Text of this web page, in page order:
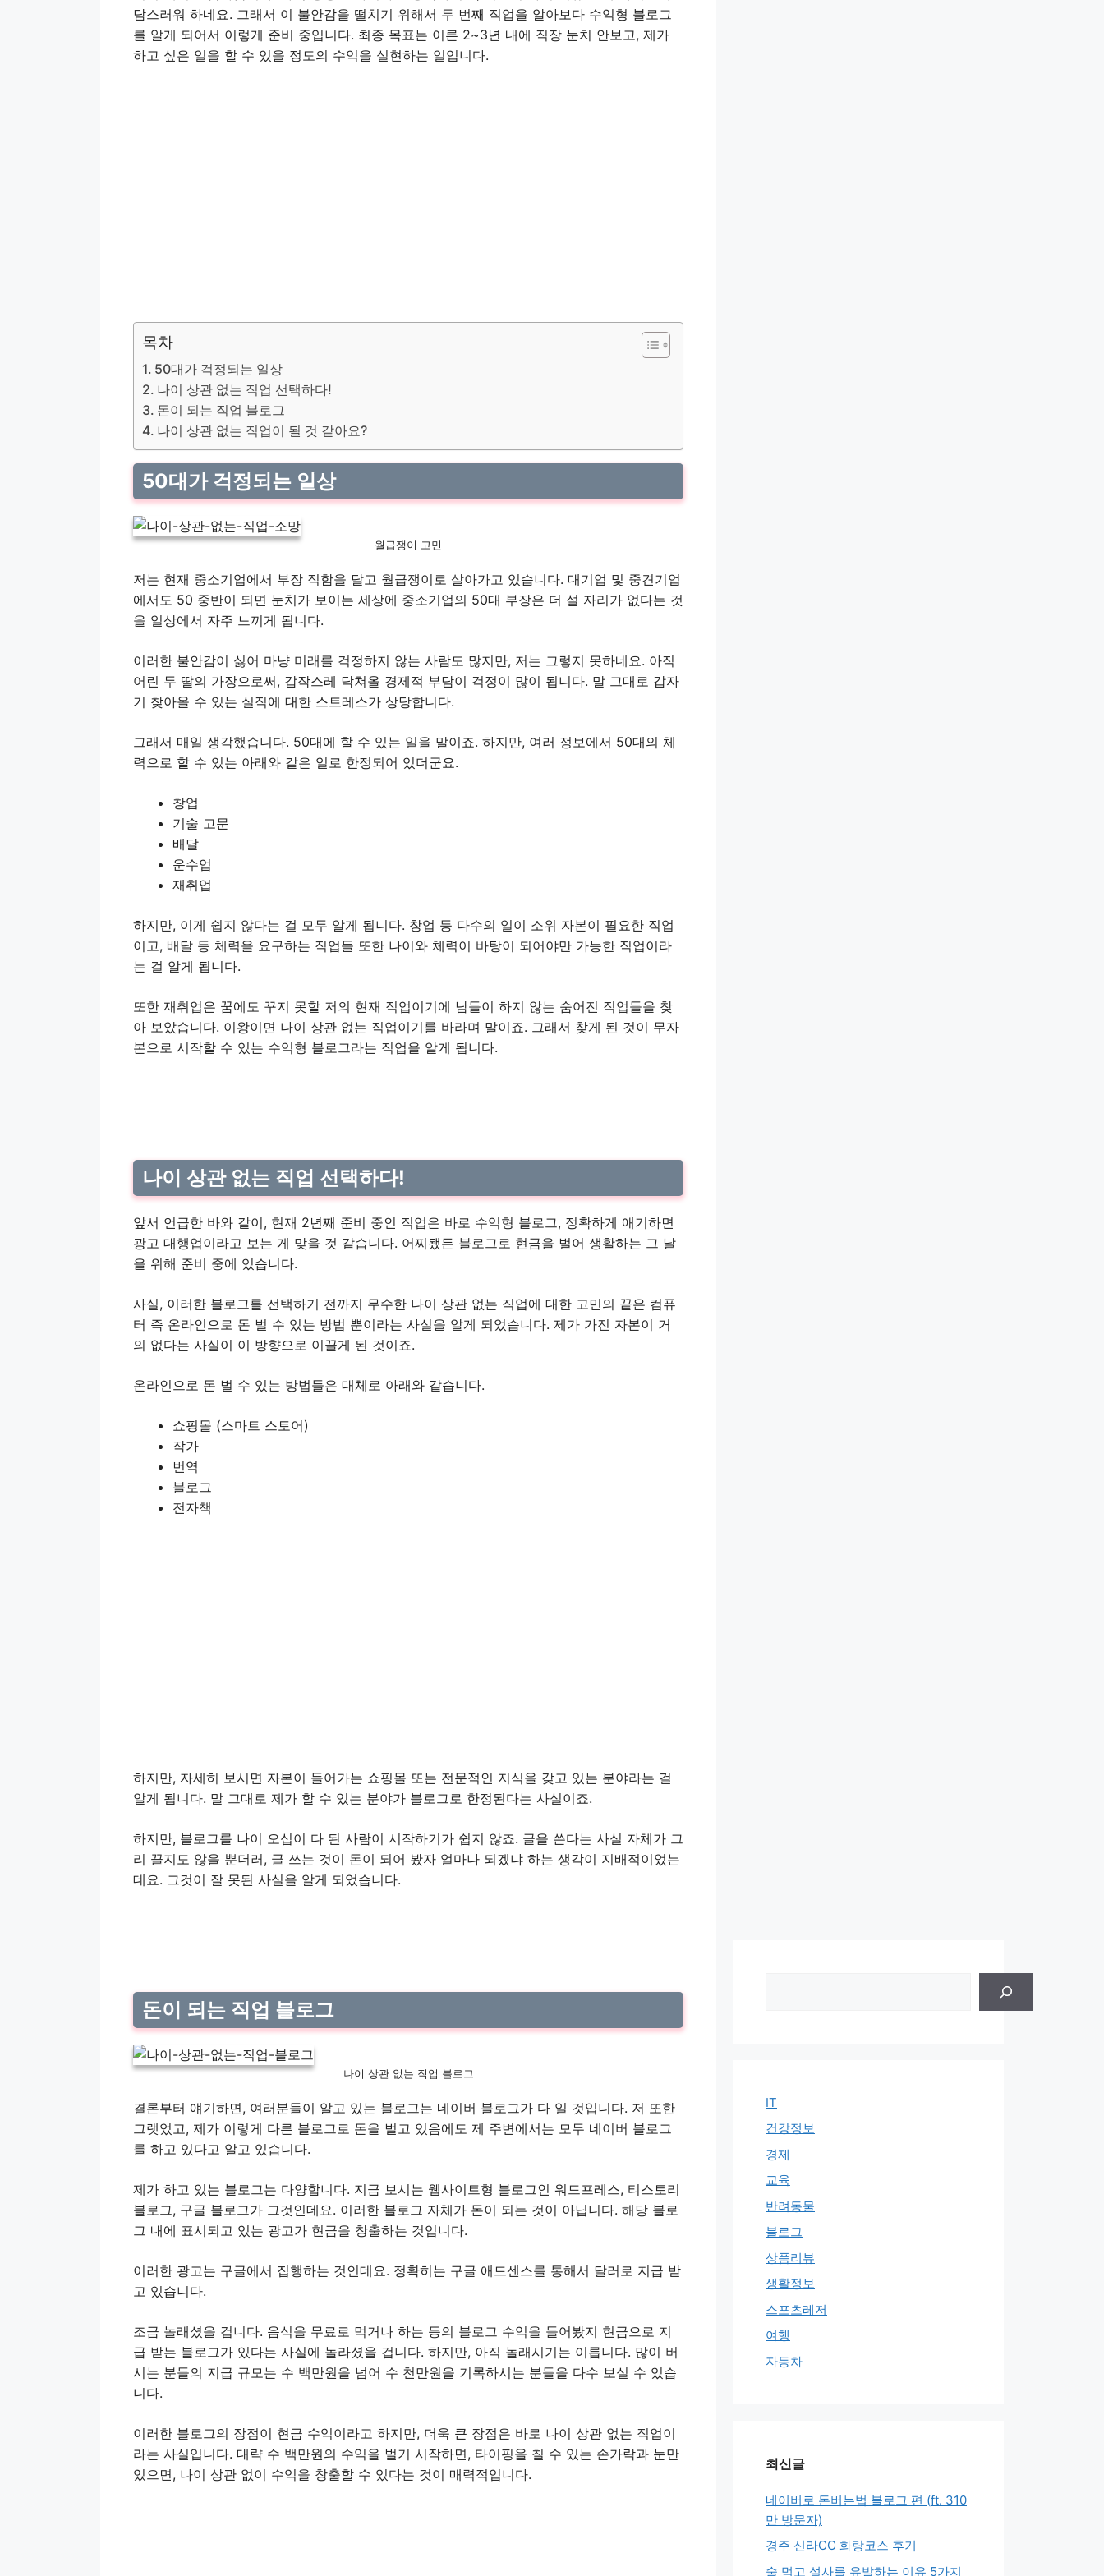
담스러워 하네요. 그래서 이 불안감을 떨치기 위해서 두 번째 직업을 알아보다 수익형 블로그
를 알게 되어서 이렇게 준비 중입니다. 최종 목표는 이른 2~3년 내에 직장 눈치 안보고, 제가
하고 싶은 일을 할 수 있을 정도의 수익을 실현하는 일입니다.
목차
50대가 걱정되는 일상
나이 상관 없는 직업 선택하다!
돈이 되는 직업 블로그
나이 상관 없는 직업이 될 것 같아요?
50대가 걱정되는 일상
월급쟁이 고민
저는 현재 중소기업에서 부장 직함을 달고 월급쟁이로 살아가고 있습니다. 대기업 및 중견기업
에서도 50 중반이 되면 눈치가 보이는 세상에 중소기업의 50대 부장은 더 설 자리가 없다는 것
을 일상에서 자주 느끼게 됩니다.
이러한 불안감이 싫어 마냥 미래를 걱정하지 않는 사람도 많지만, 저는 그렇지 못하네요. 아직
어린 두 딸의 가장으로써, 갑작스레 닥쳐올 경제적 부담이 걱정이 많이 됩니다. 말 그대로 갑자
기 찾아올 수 있는 실직에 대한 스트레스가 상당합니다.
그래서 매일 생각했습니다. 50대에 할 수 있는 일을 말이죠. 하지만, 여러 정보에서 50대의 체
력으로 할 수 있는 아래와 같은 일로 한정되어 있더군요.
창업
기술 고문
배달
운수업
재취업
하지만, 이게 쉽지 않다는 걸 모두 알게 됩니다. 창업 등 다수의 일이 소위 자본이 필요한 직업
이고, 배달 등 체력을 요구하는 직업들 또한 나이와 체력이 바탕이 되어야만 가능한 직업이라
는 걸 알게 됩니다.
또한 재취업은 꿈에도 꾸지 못할 저의 현재 직업이기에 남들이 하지 않는 숨어진 직업들을 찾
아 보았습니다. 이왕이면 나이 상관 없는 직업이기를 바라며 말이죠. 그래서 찾게 된 것이 무자
본으로 시작할 수 있는 수익형 블로그라는 직업을 알게 됩니다.
나이 상관 없는 직업 선택하다!
앞서 언급한 바와 같이, 현재 2년째 준비 중인 직업은 바로 수익형 블로그, 정확하게 애기하면
광고 대행업이라고 보는 게 맞을 것 같습니다. 어찌됐든 블로그로 현금을 벌어 생활하는 그 날
을 위해 준비 중에 있습니다.
사실, 이러한 블로그를 선택하기 전까지 무수한 나이 상관 없는 직업에 대한 고민의 끝은 컴퓨
터 즉 온라인으로 돈 벌 수 있는 방법 뿐이라는 사실을 알게 되었습니다. 제가 가진 자본이 거
의 없다는 사실이 이 방향으로 이끌게 된 것이죠.
온라인으로 돈 벌 수 있는 방법들은 대체로 아래와 같습니다.
쇼핑몰 (스마트 스토어)
작가
번역
블로그
전자책
하지만, 자세히 보시면 자본이 들어가는 쇼핑몰 또는 전문적인 지식을 갖고 있는 분야라는 걸
알게 됩니다. 말 그대로 제가 할 수 있는 분야가 블로그로 한정된다는 사실이죠.
하지만, 블로그를 나이 오십이 다 된 사람이 시작하기가 쉽지 않죠. 글을 쓴다는 사실 자체가 그
리 끌지도 않을 뿐더러, 글 쓰는 것이 돈이 되어 봤자 얼마나 되겠냐 하는 생각이 지배적이었는
데요. 그것이 잘 못된 사실을 알게 되었습니다.
돈이 되는 직업 블로그
나이 상관 없는 직업 블로그
결론부터 얘기하면, 여러분들이 알고 있는 블로그는 네이버 블로그가 다 일 것입니다. 저 또한
그랫었고, 제가 이렇게 다른 블로그로 돈을 벌고 있음에도 제 주변에서는 모두 네이버 블로그
를 하고 있다고 알고 있습니다.
제가 하고 있는 블로그는 다양합니다. 지금 보시는 웹사이트형 블로그인 워드프레스, 티스토리
블로그, 구글 블로그가 그것인데요. 이러한 블로그 자체가 돈이 되는 것이 아닙니다. 해당 블로
그 내에 표시되고 있는 광고가 현금을 창출하는 것입니다.
이러한 광고는 구글에서 집행하는 것인데요. 정확히는 구글 애드센스를 통해서 달러로 지급 받
고 있습니다.
조금 놀래셨을 겁니다. 음식을 무료로 먹거나 하는 등의 블로그 수익을 들어봤지 현금으로 지
급 받는 블로그가 있다는 사실에 놀라셨을 겁니다. 하지만, 아직 놀래시기는 이릅니다. 많이 버
시는 분들의 지급 규모는 수 백만원을 넘어 수 천만원을 기록하시는 분들을 다수 보실 수 있습
니다.
이러한 블로그의 장점이 현금 수익이라고 하지만, 더욱 큰 장점은 바로 나이 상관 없는 직업이
라는 사실입니다. 대략 수 백만원의 수익을 벌기 시작하면, 타이핑을 칠 수 있는 손가락과 눈만
있으면, 나이 상관 없이 수익을 창출할 수 있다는 것이 매력적입니다.
IT
건강정보
경제
교육
반려동물
블로그
상품리뷰
생활정보
스포츠레저
여행
자동차
최신글
네이버로 돈버는법 블로그 편 (ft. 310
만 방문자)
경주 신라CC 화랑코스 후기
술 먹고 설사를 유발하는 이유 5가지